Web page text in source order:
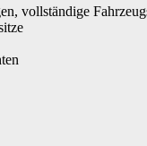
vollständige